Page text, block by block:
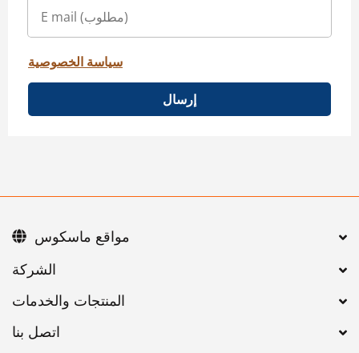
سياسة الخصوصية
إرسال
اتصل بنا
مواقع ماسكوس